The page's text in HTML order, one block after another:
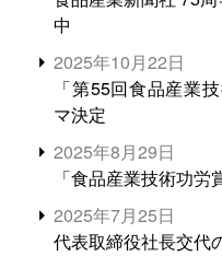
中
2025年10月22日
「第55回食品産業
マ決定
2025年8月29日
「食品産業技術功
2025年7月25日
代表取締役社長交代